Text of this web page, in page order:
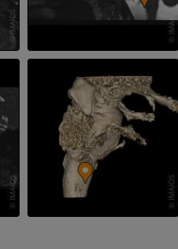
IRM de la cheville et de
l'arrière-pied
PREMIUM
IRM de l’avant-pied
PREMIUM
Angioscanner des membres